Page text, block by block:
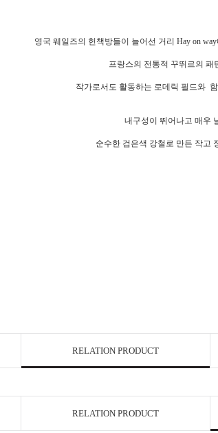
영국 웨일즈의 헌책방들이 늘어선 거리 Hay on
프랑스의 전통적 꾸뛰르의 패
작가로서도 활동하는 로데릭 필드와
내구성이 뛰어나고 매우
순수한 검은색 강철로 만든 작고
RELATION PRODUCT
RELATION PRODUCT